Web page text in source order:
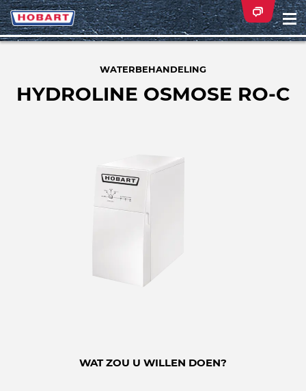
WATERBEHANDELING
HYDROLINE OSMOSE RO-C
WAT ZOU U WILLEN DOEN?